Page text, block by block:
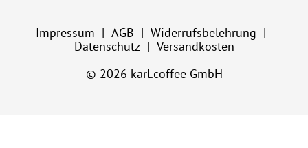
Impressum AGB
Widerrufsbelehrung
Datenschutz
Versandkosten
© 2026 karl.coffee GmbH